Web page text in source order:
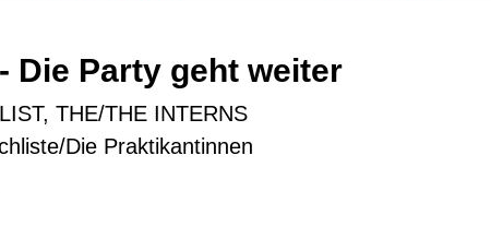
Die Party geht weiter
THE/THE INTERNS
Die Praktikantinnen
USA
2017